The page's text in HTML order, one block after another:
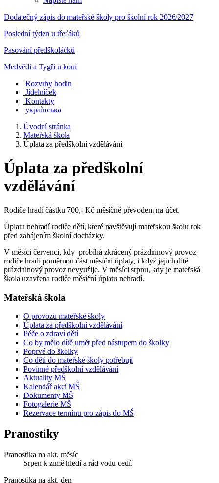
Dodatečný zápis do mateřské školy pro školní rok 2026/2027
Poslední týden u třeťáků
Pasování předškoláčků
Medvědi a Tygři u koní
Rozvrhy hodin
Jídelníček
Kontakty
украї́нська
Úvodní stránka
Mateřská škola
Úplata za předškolní vzdělávání
Úplata za předškolní
vzdělávání
Rodiče hradí částku 700,- Kč měsíčně převodem na účet.
Úplatu nehradí rodiče dětí, které navštěvují mateřskou školu rok
před zahájením školní docházky.
V měsíci červenci, kdy probíhá zkrácený prázdninový provoz,
rodiče hradí poměrnou část měsíční úplaty, i když jejich dítě
prázdninový provoz nevyužije. V měsíci srpnu, kdy je mateřská
škola uzavřena rodiče měsíční úplatu nehradí.
Mateřská škola
O provozu mateřské školy
Úplata za předškolní vzdělávání
Péče o zdraví dětí
Co by mělo dítě umět před nástupem do školky
Poprvé do školky
Co děti do mateřské školy potřebují
Povinné předškolní vzdělávání
Aktuality MŠ
Kalendář akcí MŠ
Dokumenty MŠ
Fotogalerie MŠ
Rezervace termínu pro zápis do MŠ
Pranostiky
Pranostika na akt. měsíc
Srpen k zimě hledí a rád vodu cedí.
Pranostika na akt. den